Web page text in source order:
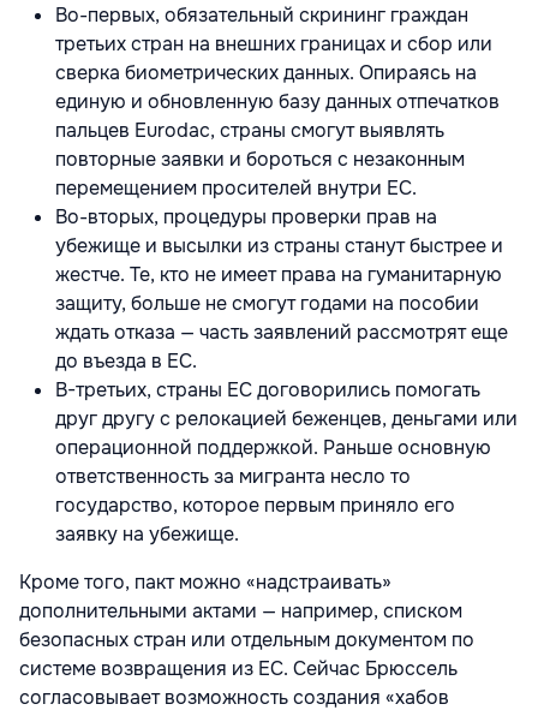
Во-первых, обязательный скрининг граждан
третьих стран на внешних границах и сбор или
сверка биометрических данных. Опираясь на
единую и обновленную базу данных отпечатков
пальцев Eurodac, страны смогут выявлять
повторные заявки и бороться с незаконным
перемещением просителей внутри ЕС.
Во-вторых, процедуры проверки прав на
убежище и высылки из страны станут быстрее и
жестче. Те, кто не имеет права на гуманитарную
защиту, больше не смогут годами на пособии
ждать отказа — часть заявлений рассмотрят еще
до въезда в ЕС.
В-третьих, страны ЕС договорились помогать
друг другу с релокацией беженцев, деньгами или
операционной поддержкой. Раньше основную
ответственность за мигранта несло то
государство, которое первым приняло его
заявку на убежище.
Кроме того, пакт можно «надстраивать»
дополнительными актами — например, списком
безопасных стран или отдельным документом по
системе возвращения из ЕС. Сейчас Брюссель
согласовывает возможность создания «хабов